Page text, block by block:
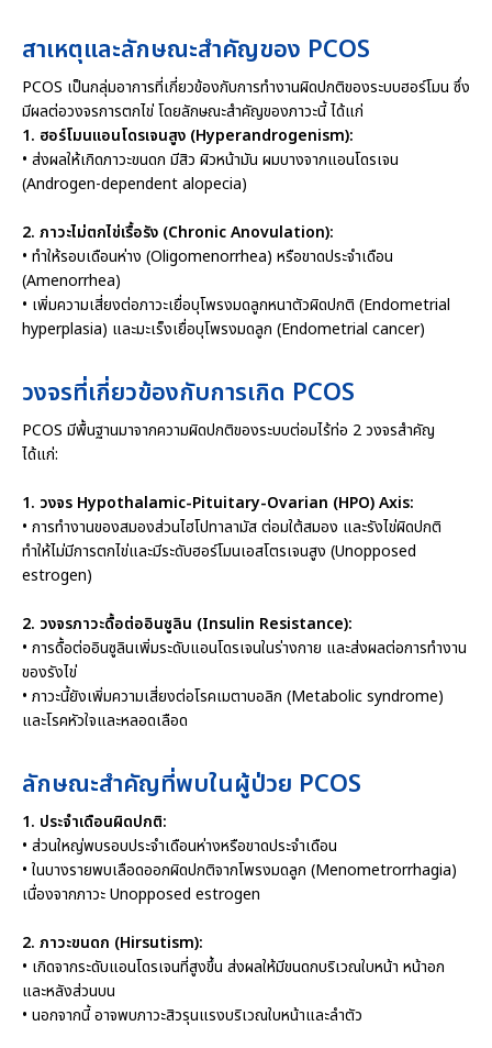
สาเหตุและลักษณะสำคัญของ PCOS
PCOS เป็นกลุ่มอาการที่เกี่ยวข้องกับการทำงานผิดปกติของระบบฮอร์โมน ซึ่ง
มีผลต่อวงจรการตกไข่ โดยลักษณะสำคัญของภาวะนี้ ได้แก่
1. ฮอร์โมนแอนโดรเจนสูง (Hyperandrogenism):
• ส่งผลให้เกิดภาวะขนดก มีสิว ผิวหน้ามัน ผมบางจากแอนโดรเจน
(Androgen-dependent alopecia)
2. ภาวะไม่ตกไข่เรื้อรัง (Chronic Anovulation):
• ทำให้รอบเดือนห่าง (Oligomenorrhea) หรือขาดประจำเดือน
(Amenorrhea)
• เพิ่มความเสี่ยงต่อภาวะเยื่อบุโพรงมดลูกหนาตัวผิดปกติ (Endometrial
hyperplasia) และมะเร็งเยื่อบุโพรงมดลูก (Endometrial cancer)
วงจรที่เกี่ยวข้องกับการเกิด PCOS
PCOS มีพื้นฐานมาจากความผิดปกติของระบบต่อมไร้ท่อ 2 วงจรสำคัญ
ได้แก่:
1. วงจร Hypothalamic-Pituitary-Ovarian (HPO) Axis:
• การทำงานของสมองส่วนไฮโปทาลามัส ต่อมใต้สมอง และรังไข่ผิดปกติ
ทำให้ไม่มีการตกไข่และมีระดับฮอร์โมนเอสโตรเจนสูง (Unopposed
estrogen)
2. วงจรภาวะดื้อต่ออินซูลิน (Insulin Resistance):
• การดื้อต่ออินซูลินเพิ่มระดับแอนโดรเจนในร่างกาย และส่งผลต่อการทำงาน
ของรังไข่
• ภาวะนี้ยังเพิ่มความเสี่ยงต่อโรคเมตาบอลิก (Metabolic syndrome)
และโรคหัวใจและหลอดเลือด
ลักษณะสำคัญที่พบในผู้ป่วย PCOS
1. ประจำเดือนผิดปกติ:
• ส่วนใหญ่พบรอบประจำเดือนห่างหรือขาดประจำเดือน
• ในบางรายพบเลือดออกผิดปกติจากโพรงมดลูก (Menometrorrhagia)
เนื่องจากภาวะ Unopposed estrogen
2. ภาวะขนดก (Hirsutism):
• เกิดจากระดับแอนโดรเจนที่สูงขึ้น ส่งผลให้มีขนดกบริเวณใบหน้า หน้าอก
และหลังส่วนบน
• นอกจากนี้ อาจพบภาวะสิวรุนแรงบริเวณใบหน้าและลำตัว